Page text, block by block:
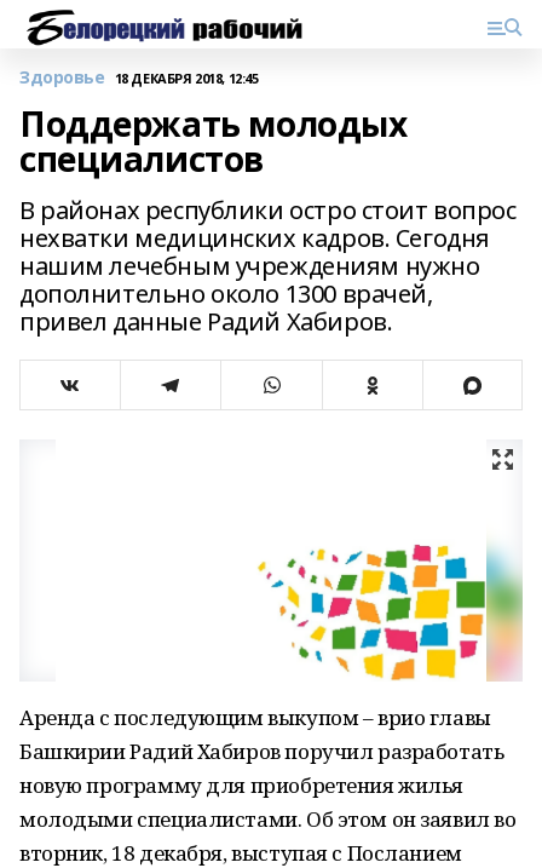
Здоровье 18 ДЕКАБРЯ 2018, 12:45
Поддержать молодых
специалистов
В районах республики остро стоит вопрос
нехватки медицинских кадров. Сегодня
нашим лечебным учреждениям нужно
дополнительно около 1300 врачей,
привел данные Радий Хабиров.
Аренда с последующим выкупом – врио главы
Башкирии Радий Хабиров поручил разработать
новую программу для приобретения жилья
молодыми специалистами. Об этом он заявил во
вторник, 18 декабря, выступая с Посланием